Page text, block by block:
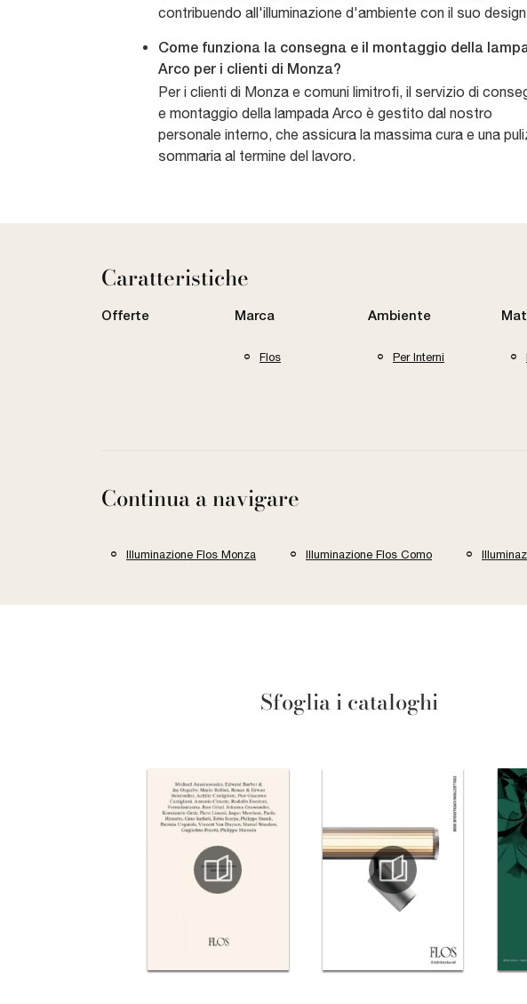
contribuendo all'illuminazione d'ambiente con il suo
Come funziona la consegna e il montaggio della
Arco per i clienti di Monza?
Per i clienti di Monza e comuni limitrofi, il servizio di
e montaggio della lampada Arco è gestito dal nostro
personale interno, che assicura la massima cura e una
sommaria al termine del lavoro.
Caratteristiche
Offerte Marca
Flos
Ambiente
Per Interni
Continua a navigare
Illuminazione Flos Monza Illuminazione Flos Como
Sfoglia i cataloghi